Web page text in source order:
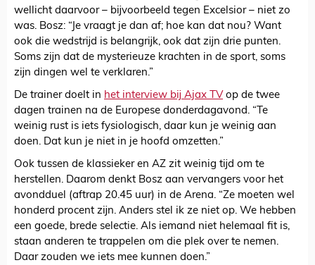
wellicht daarvoor – bijvoorbeeld tegen Excelsior – niet zo
was. Bosz: “Je vraagt je dan af; hoe kan dat nou? Want
ook die wedstrijd is belangrijk, ook dat zijn drie punten.
Soms zijn dat de mysterieuze krachten in de sport, soms
zijn dingen wel te verklaren.”
De trainer doelt in het interview bij Ajax TV op de twee
dagen trainen na de Europese donderdagavond. “Te
weinig rust is iets fysiologisch, daar kun je weinig aan
doen. Dat kun je niet in je hoofd omzetten.”
Ook tussen de klassieker en AZ zit weinig tijd om te
herstellen. Daarom denkt Bosz aan vervangers voor het
avondduel (aftrap 20.45 uur) in de Arena. “Ze moeten wel
honderd procent zijn. Anders stel ik ze niet op. We hebben
een goede, brede selectie. Als iemand niet helemaal fit is,
staan anderen te trappelen om die plek over te nemen.
Daar zouden we iets mee kunnen doen.”